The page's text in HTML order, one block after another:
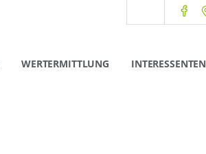
WERTERMITTLUNG INTERESSENTEN